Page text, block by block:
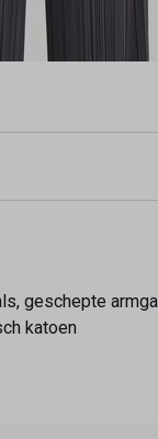
geschepte
katoen